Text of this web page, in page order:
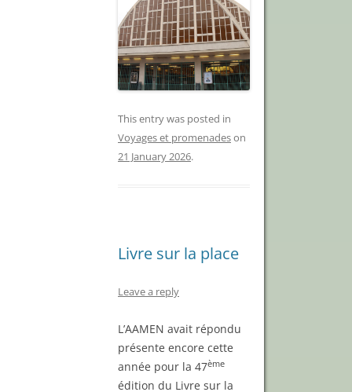
This entry was posted in
Voyages et promenadeson
21 January 2026.
Livre sur la place
Leave a reply
L’AAMEN avait répondu
présente encore cette
année pour la 47ème
édition du Livre sur la